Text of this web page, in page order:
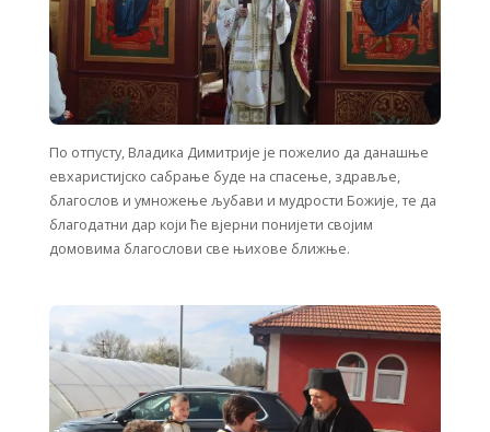
По отпусту, Владика Димитрије је пожелио да данашње
евхаристијско сабрање буде на спасење, здравље,
благослов и умножење љубави и мудрости Божије, те да
благодатни дар који ће вјерни понијети својим
домовима благослови све њихове ближње.